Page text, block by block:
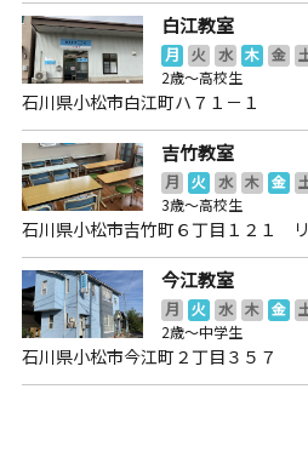
白江教室
月 火 水 木 金
2歳～高校生
石川県小松市白江町ハ７１－１
吉竹教室
月 火 水 木 金
3歳～高校生
石川県小松市吉竹町６丁目１２１
今江教室
月 火 水 木 金
2歳～中学生
石川県小松市今江町２丁目３５７